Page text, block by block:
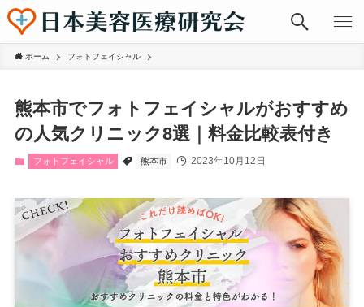
ホーム フォトフェイシャル
熊本市でフォトフェイシャルがおすすめ
の人気クリニック8選｜料金比較表付き
フォトフェイシャル 熊本市 2023年10月12日